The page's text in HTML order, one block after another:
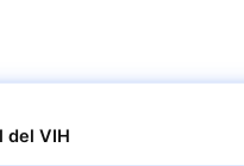
del VIH